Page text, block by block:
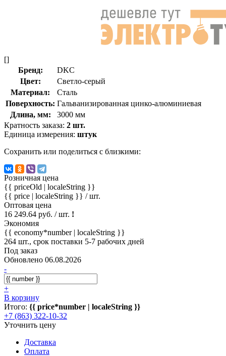
[]
Бренд:
DKC
Цвет:
Светло-серый
Материал:
Сталь
Поверхность: Гальванизированная цинко-алюминиевая
Длина, мм:
3000 мм
Кратность заказа: 2 шт.
Единица измерения: штук
Сохранить или поделиться с близкими:
Розничная цена
{{ priceOld | localeString }}
{{ price | localeString }} / шт.
Оптовая цена
16 249.64 руб. / шт. !
Экономия
{{ economy*number | localeString }}
264 шт., срок поставки 5-7 рабочих дней
Под заказ
Обновлено 06.08.2026
-
+
В корзину
Итого: {{ price*number | localeString }}
+7 (863) 322-10-32
Уточнить цену
Доставка
Оплата